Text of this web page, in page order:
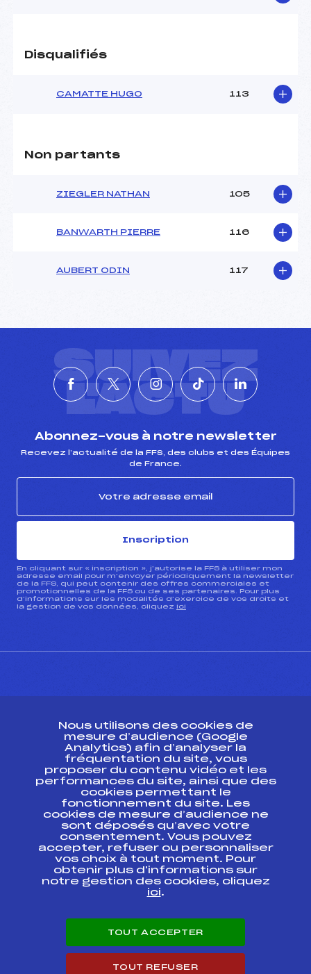
Disqualifiés
CAMATTE HUGO 113
Non partants
ZIEGLER NATHAN 105
BANWARTH PIERRE 116
AUBERT ODIN 117
SUIVEZ
L'ACTU
Abonnez-vous à notre newsletter
Recevez l’actualité de la FFS, des clubs et des Équipes
de France.
Inscription
En cliquant sur « inscription », j’autorise la FFS à utiliser mon
adresse email pour m’envoyer périodiquement la newsletter
de la FFS, qui peut contenir des offres commerciales et
promotionnelles de la FFS ou de ses partenaires. Pour plus
d’informations sur les modalités d’exercice de vos droits et
la gestion de vos données, cliquez ici
Ressources
Pass’Neige
Projet sportif fédéral
Projet de performance fédéral
Antidopage
Pôle Développement, Formation, Suivi
Scientifique
Listes ministérielles
Pôle vie de l’athlète
Enseignement professionnel
Carrières
Nous utilisons des cookies de
mesure d’audience (Google
Analytics) afin d’analyser la
fréquentation du site, vous
proposer du contenu vidéo et les
performances du site, ainsi que des
cookies permettant le
fonctionnement du site. Les
cookies de mesure d’audience ne
sont déposés qu’avec votre
consentement. Vous pouvez
accepter, refuser ou personnaliser
vos choix à tout moment. Pour
obtenir plus d'informations sur
notre gestion des cookies, cliquez
ici.
TOUT ACCEPTER
TOUT REFUSER